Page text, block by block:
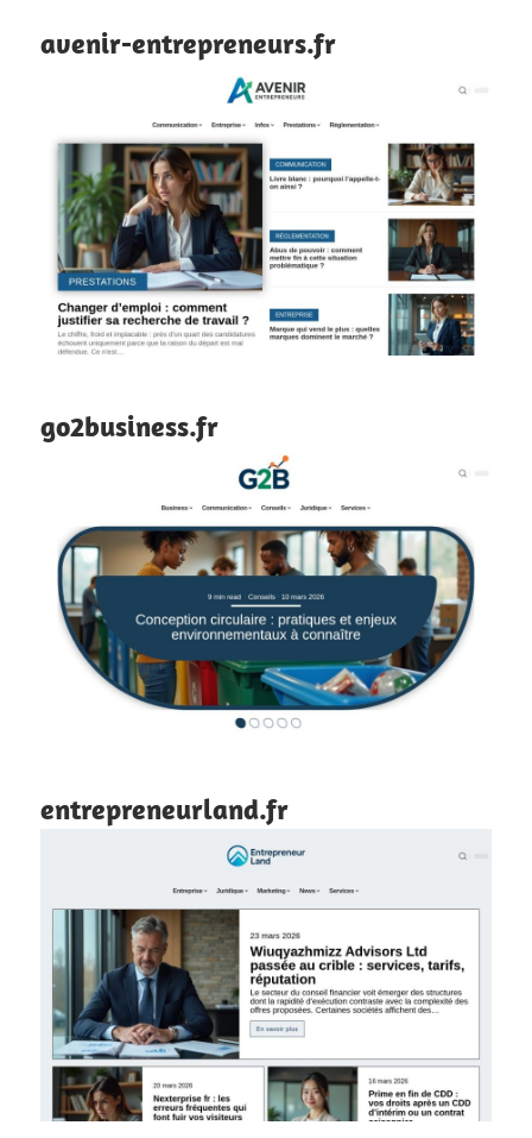
avenir-entrepreneurs.fr
go2business.fr
entrepreneurland.fr